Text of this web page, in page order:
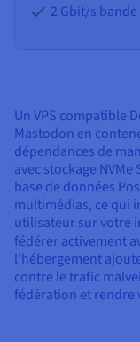
2 Gbit/s
Un VPS compatible
Mastodon en
dépendances de
avec stockage
base de données
multimédias, ce qui
utilisateur sur votre
fédérer activement
l'hébergement
contre le trafic
fédération et rendre